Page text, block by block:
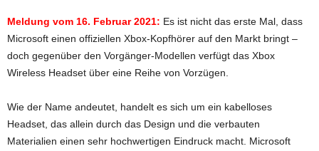
Meldung vom 16. Februar 2021: Es ist nicht das erste Mal, dass
Microsoft einen offiziellen Xbox-Kopfhörer auf den Markt bringt –
doch gegenüber den Vorgänger-Modellen verfügt das Xbox
Wireless Headset über eine Reihe von Vorzügen.
Wie der Name andeutet, handelt es sich um ein kabelloses
Headset, das allein durch das Design und die verbauten
Materialien einen sehr hochwertigen Eindruck macht. Microsoft